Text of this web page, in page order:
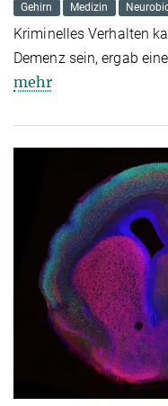
Gehirn
Medizin
Kriminelles Verhalten
Demenz sein, ergab
mehr